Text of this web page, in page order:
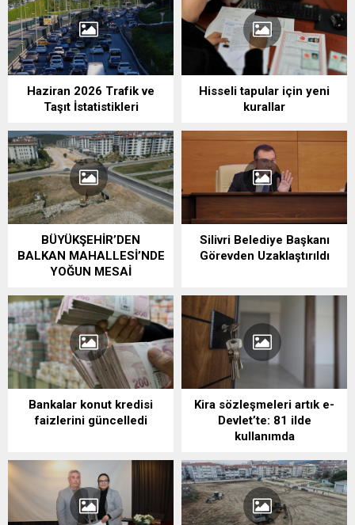
Haziran 2026 Trafik ve
Taşıt İstatistikleri
Hisseli tapular için yeni
kurallar
BÜYÜKŞEHİR’DEN
BALKAN MAHALLESİ’NDE
YOĞUN MESAİ
Silivri Belediye Başkanı
Görevden Uzaklaştırıldı
Bankalar konut kredisi
faizlerini güncelledi
Kira sözleşmeleri artık e-
Devlet’te: 81 ilde
kullanımda